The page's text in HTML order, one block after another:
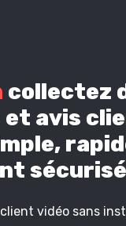
collectez
et avis
vidéo sans